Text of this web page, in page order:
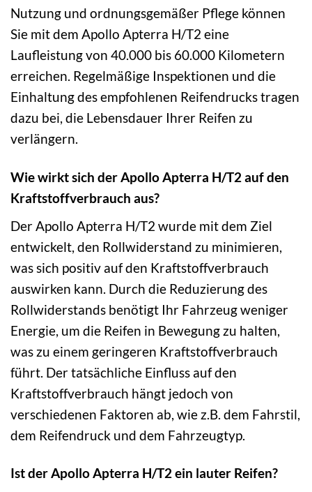
Nutzung und ordnungsgemäßer Pflege können
Sie mit dem Apollo Apterra H/T2 eine
Laufleistung von 40.000 bis 60.000 Kilometern
erreichen. Regelmäßige Inspektionen und die
Einhaltung des empfohlenen Reifendrucks tragen
dazu bei, die Lebensdauer Ihrer Reifen zu
verlängern.
Wie wirkt sich der Apollo Apterra H/T2 auf den
Kraftstoffverbrauch aus?
Der Apollo Apterra H/T2 wurde mit dem Ziel
entwickelt, den Rollwiderstand zu minimieren,
was sich positiv auf den Kraftstoffverbrauch
auswirken kann. Durch die Reduzierung des
Rollwiderstands benötigt Ihr Fahrzeug weniger
Energie, um die Reifen in Bewegung zu halten,
was zu einem geringeren Kraftstoffverbrauch
führt. Der tatsächliche Einfluss auf den
Kraftstoffverbrauch hängt jedoch von
verschiedenen Faktoren ab, wie z.B. dem Fahrstil,
dem Reifendruck und dem Fahrzeugtyp.
Ist der Apollo Apterra H/T2 ein lauter Reifen?